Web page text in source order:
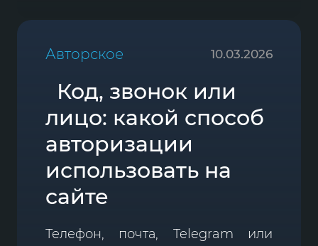
Авторское 10.03.2026
Код, звонок или
лицо: какой способ
авторизации
использовать на
сайте
Телефон, почта, Telegram или